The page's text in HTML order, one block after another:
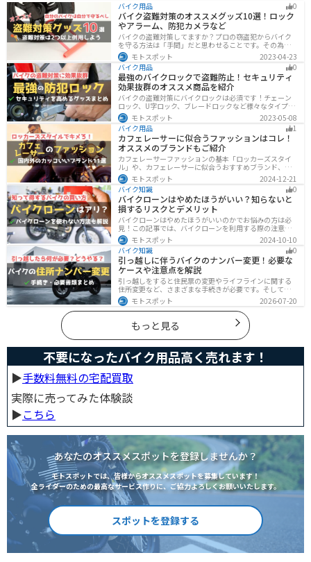
バイク用品 0
バイク盗難対策のオススメグッズ10選！ロック
やアラーム、防犯カメラなど
バイクの盗難対策してますか？プロの窃盗犯からバイク
を守る方法は「手間」だと思わせることです。その為に
は「チェーンロック 」「ディスクロック」などしっかり
と対策をしておきましょう。この記事では、すぐできる
バイクの盗難対策オススメグッズを紹介します。
モトスポット
2023-04-23
バイク用品
0
最強のバイクロックで盗難防止！セキュリティ
効果抜群のオススメ商品を紹介
バイクの盗難対策にバイクロックは必須です！チェーン
ロック、U字ロック、ブレードロックなど様々なタイプが
あるので自分の用途に合った使いやすいものを選びまし
ょう。この記事ではバイクロックの種類と特徴、それぞ
れ最強の商品を紹介します。
モトスポット
2023-05-08
バイク用品
1
カフェレーサーに似合うファッションはコレ！
オススメのブランドもご紹介
カフェレーサーファッションの基本「ロッカーズスタイ
ル」や、カフェレーサーに似合うおすすめブランド、定
番アイテムを詳しく紹介。個性を引き立てるコーデのコ
ツや季節に合ったアイテム選び、愛車とのマッチング方
法も解説します。
モトスポット
2024-12-21
バイク知識
0
バイクローンはやめたほうがいい？知らないと
損するリスクとデメリット
バイクローンはやめたほうがいいのかでお悩みの方は必
見！この記事では、バイクローンを利用する際の注意点
や失敗しない選び方を解説しています。実は、バイクロ
ーンの選び方にはコツがあります。この記事を読めば、
自分に合った賢い選択をすることが可能です。
モトスポット
2024-10-10
バイク知識
0
引っ越しに伴うバイクのナンバー変更！必要な
ケースや注意点を解説
引っ越しをすると住民票の変更やライフラインに関する
住所変更など、さまざまな手続きが必要です。そしてバ
イク乗りの場合は、住所変更やナンバー変更といったバ
イクに関する手続きも忘れてはいけません。しかし、必
要な手続きや手順がわからないという方も多いのではな
いでしょうか。ライダー引っ越したらバイクのナンバー
を変えないといけないの？ライダー引っ越し先でも原付
に乗る場合、どんな手続きが必要か知りたいライダー引
っ越したけど忙しくて住所変更もナンバー変更もしてい
ない・・・今回はこのような疑問・お悩みにお
モトスポット 2026-07-20
もっと見る
不要になったバイク用品高く売れます！
▶︎手数料無料の宅配買取
実際に売ってみた体験談
▶︎こちら
あなたのオススメスポットを登録しませんか？
モトスポットでは、皆様からオススメスポットを募集しています！
全ライダーのための最高なサービス作りに、ご協力よろしくお願いいたします。
スポットを登録する